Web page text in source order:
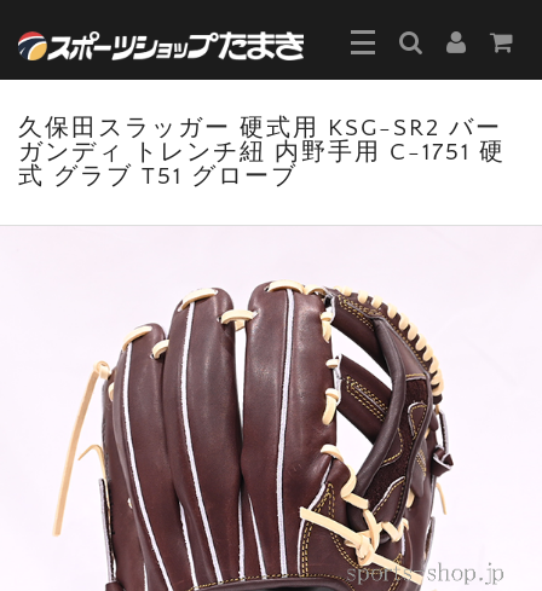
久保田スラッガー 硬式用 KSG-SR2 バー
ガンディ トレンチ紐 内野手用 C-1751 硬
式 グラブ T51 グローブ